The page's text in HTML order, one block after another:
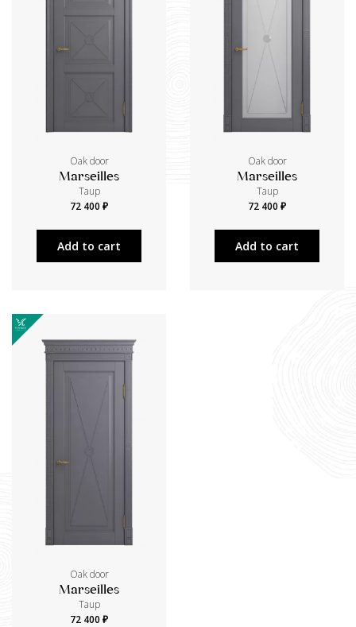
Oak door
Marseilles
Taup
72 400 ₽
Add to cart
Oak door
Marseilles
Taup
72 400 ₽
Add to cart
Oak door
Marseilles
Taup
72 400 ₽